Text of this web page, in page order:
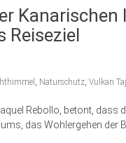
Reiseziel
, Naturschutz, Vulkan
Rebollo, betont, dass
das Wohlergehen der